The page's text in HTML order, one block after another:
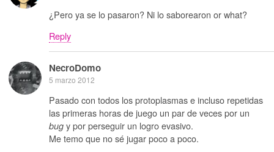
¿Pero ya se lo pasaron? Ni lo saborearon or what?
Reply
NecroDomo
5 marzo 2012
Pasado con todos los protoplasmas e incluso repetidas
las primeras horas de juego un par de veces por un
bug y por perseguir un logro evasivo.
Me temo que no sé jugar poco a poco.